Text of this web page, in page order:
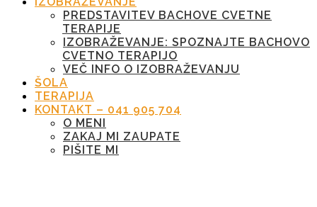
PREDSTAVITEV BACHOVE CVETNE
TERAPIJE
IZOBRAŽEVANJE: SPOZNAJTE BACHOVO
CVETNO TERAPIJO
VEČ INFO O IZOBRAŽEVANJU
ŠOLA
TERAPIJA
KONTAKT – 041 905 704
O MENI
ZAKAJ MI ZAUPATE
PIŠITE MI